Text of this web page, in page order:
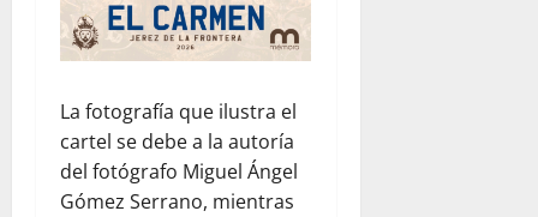
La fotografía que ilustra el
cartel se debe a la autoría
del fotógrafo Miguel Ángel
Gómez Serrano, mientras